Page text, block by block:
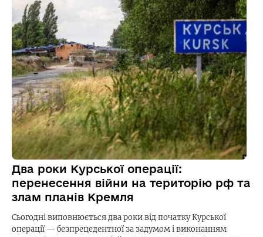
Два роки Курської операції:
перенесення війни на територію рф та
злам планів Кремля
Сьогодні виповнюється два роки від початку Курської
операції — безпрецедентної за задумом і виконанням